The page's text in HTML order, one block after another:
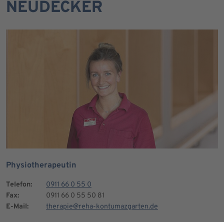
NEUDECKER
Physiotherapeutin
Telefon:
0911 66 0 55 0
Fax:
0911 66 0 55 50 81
E-Mail:
therapie@reha-kontumazgarten.de